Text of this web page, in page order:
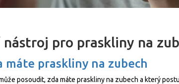
nástroj pro praskliny na
máte praskliny na zubech
posoudit, zda máte praskliny na zubech a který